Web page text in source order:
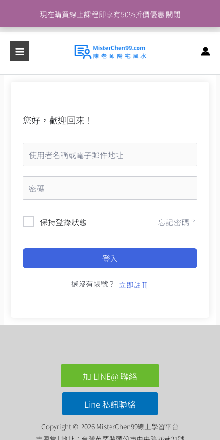
現在購買線上課程即享有50%折價優惠 關閉
主
容
您好，歡迎回來！
保持登錄狀態 忘記密碼？
登入
還沒有帳號？ 立即註冊
加 LINE@ 聯絡
Line 私訊聯絡
Copyright © 2026 MisterChen99線上學習平台